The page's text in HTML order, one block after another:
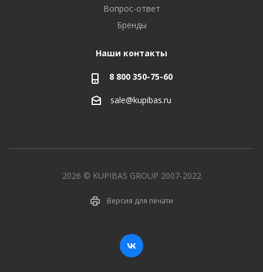
Вопрос-ответ
Бренды
Наши контакты
8 800 350-75-60
sale@kupibas.ru
2026 © KUPIBAS GROUP 2007-2022
Версия для печати